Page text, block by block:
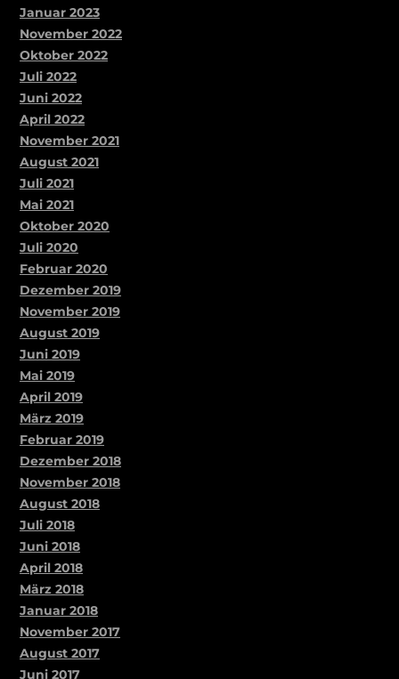
Januar 2023
November 2022
Oktober 2022
Juli 2022
Juni 2022
April 2022
November 2021
August 2021
Juli 2021
Mai 2021
Oktober 2020
Juli 2020
Februar 2020
Dezember 2019
November 2019
August 2019
Juni 2019
Mai 2019
April 2019
März 2019
Februar 2019
Dezember 2018
November 2018
August 2018
Juli 2018
Juni 2018
April 2018
März 2018
Januar 2018
November 2017
August 2017
Juni 2017